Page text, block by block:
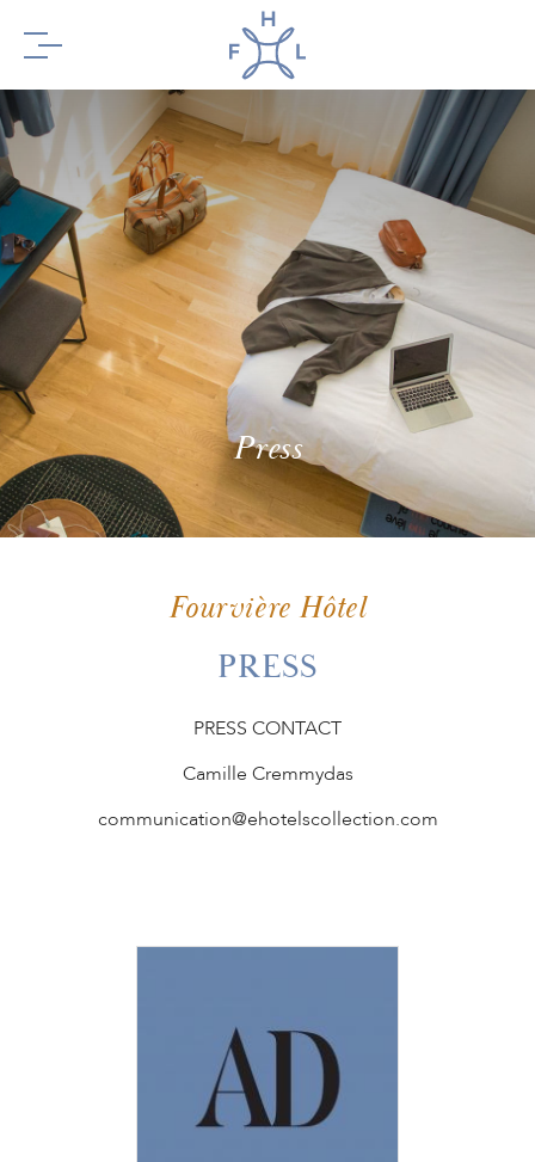
BOOK YOUR
STAY
BOOK YOUR
TABLE
EVENT
GIFT BOX
Press
Fourvière Hôtel
PRESS
PRESS CONTACT
Camille Cremmydas
communication@ehotelscollection.com